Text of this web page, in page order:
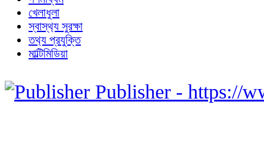
খেলাধুলা
স্বাস্থ‍্য সুরক্ষা
তথ‍্য প্রযুক্তি
মাল্টিমিডিয়া
Publisher - https://